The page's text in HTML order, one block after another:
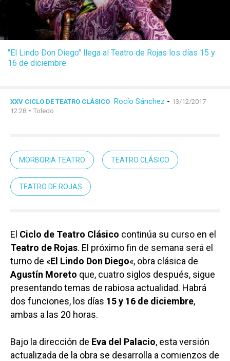
"El Lindo Don Diego" llega al Teatro de Rojas los días 15 y
16 de diciembre.
XXV CICLO DE TEATRO CLÁSICO Rocío Sánchez - 13/12/2017
12:28 - Toledo
MORBORIA TEATRO TEATRO CLÁSICO
TEATRO DE ROJAS
El Ciclo de Teatro Clásico continúa su curso en el
Teatro de Rojas. El próximo fin de semana será el
turno de «El Lindo Don Diego«, obra clásica de
Agustín Moreto que, cuatro siglos después, sigue
presentando temas de rabiosa actualidad. Habrá
dos funciones, los días 15 y 16 de diciembre,
ambas a las 20 horas.
Bajo la dirección de Eva del Palacio, esta versión
actualizada de la obra se desarrolla a comienzos de